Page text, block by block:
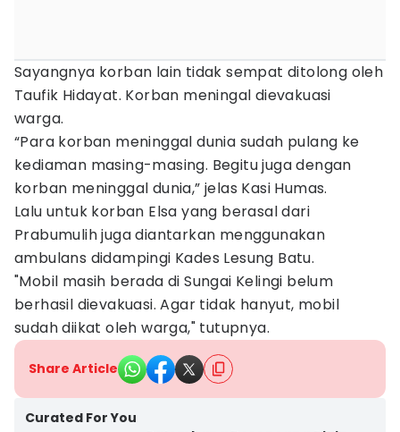
Sayangnya korban lain tidak sempat ditolong oleh
Taufik Hidayat. Korban meningal dievakuasi
warga.
“Para korban meninggal dunia sudah pulang ke
kediaman masing-masing. Begitu juga dengan
korban meninggal dunia,” jelas Kasi Humas.
Lalu untuk korban Elsa yang berasal dari
Prabumulih juga diantarkan menggunakan
ambulans didampingi Kades Lesung Batu.
"Mobil masih berada di Sungai Kelingi belum
berhasil dievakuasi. Agar tidak hanyut, mobil
sudah diikat oleh warga," tutupnya.
Share Article
Curated For You